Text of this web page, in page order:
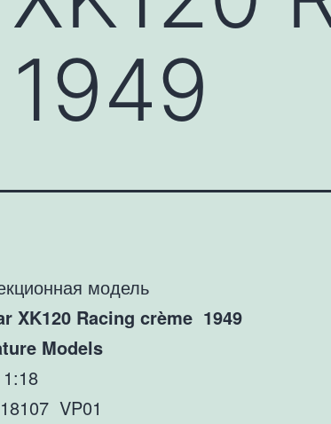
модель
XK120 Racing crème 1949
Models
VP01